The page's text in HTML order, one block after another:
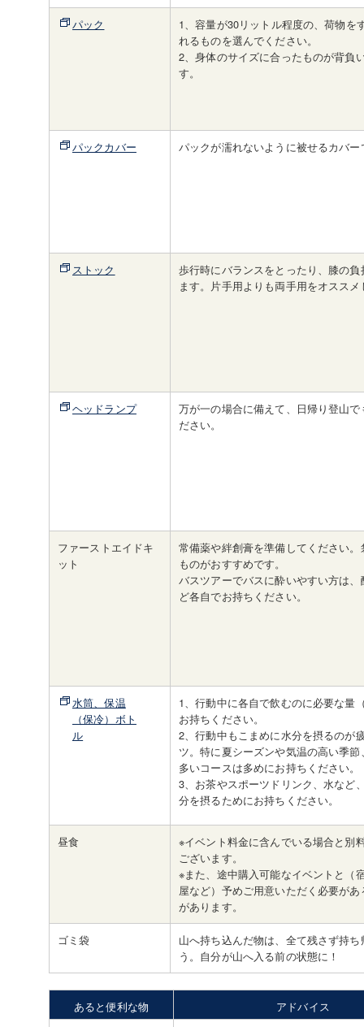
パック
1、容量が30リットル程度の、荷物を
れるものを選んでください。
2、身体のサイズに合ったものが背負
す。
パックカバー パックが濡れないように被せるカバー
ストック
歩行時にバランスをとったり、膝の
ます。片手用よりも両手用をオスス
ヘッドランプ
万が一の場合に備えて、日帰り登山
ださい。
ファーストエイドキ
ット
常備薬や絆創膏を準備してください
ものがおすすめです。
バスツアーでバスに酔いやすい方は
ど各自でお持ちください。
水筒、保温
（保冷）ボト
ル
1、行動中に各自で飲むのに必要な量
お持ちください。
2、行動中もこまめに水分を摂るのが
ツ。特に夏シーズンや気温の高い季
多いコースは多めにお持ちください。
3、お茶やスポーツドリンク、水など
分を摂るためにお持ちください。
昼食
※イベント料金に含んでいる場合と別
ございます。
※また、途中購入可能なイベントと（
屋など）予めご用意いただく必要が
があります。
ゴミ袋
山へ持ち込んだ物は、全て残さず持
う。自分が山へ入る前の状態に！
あると便利な物
アドバイス